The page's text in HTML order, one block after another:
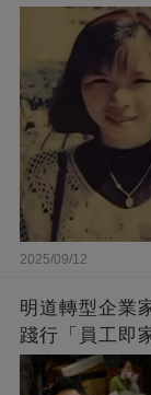
崩：真正的英
2025/09/12
明道轉型企業
踐行「員工即
闆的福報